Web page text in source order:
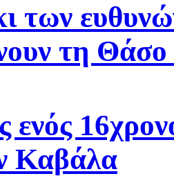
των
τη
ενός
Καβάλα